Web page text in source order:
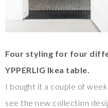
Four styling for four
YPPERLIG Ikea table.
I bought it a couple of
see the new collection